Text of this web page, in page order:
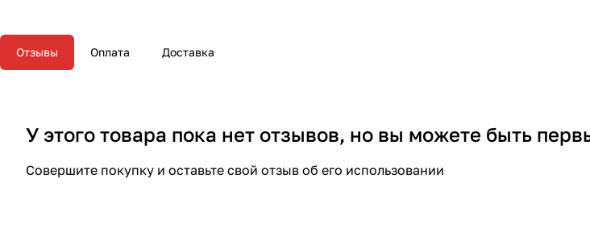
Отзывы Оплата Доставка
У этого товара пока нет отзывов, но вы можете быть
Совершите покупку и оставьте свой отзыв об его использовании